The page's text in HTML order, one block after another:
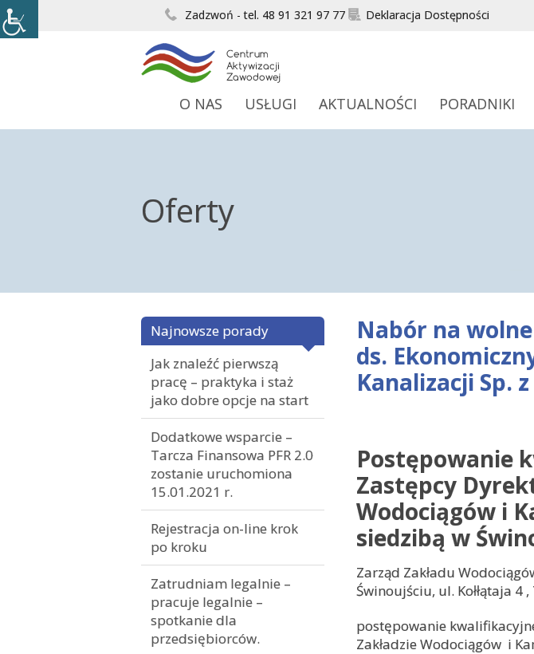
Zadzwoń - tel. 48 91 321 97 77 Deklaracja Dostępności
O NAS USŁUGI AKTUALNOŚCI PORADNIKI
Oferty
Nabór na
ds.
Kanalizacji Sp.
Postępowanie
Zastępcy
Wodociągów i
siedzibą w
Zarząd Zakładu
Świnoujściu, ul. Kołłątaja 4
postępowanie
Zakładzie Wodociągów i
Najnowsze porady
Jak znaleźć pierwszą
pracę – praktyka i staż
jako dobre opcje na start
Dodatkowe wsparcie –
Tarcza Finansowa PFR 2.0
zostanie uruchomiona
15.01.2021 r.
Rejestracja on-line krok
po kroku
Zatrudniam legalnie –
pracuje legalnie –
spotkanie dla
przedsiębiorców.